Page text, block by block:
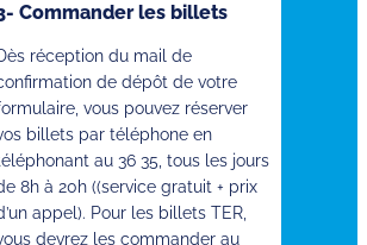
Commander les billets
réception du mail de
de dépôt de votre
vous pouvez réserver
billets par téléphone en
au 36 35, tous les jours
8h à 20h ((service gratuit + prix
appel). Pour les billets TER,
devrez les commander au